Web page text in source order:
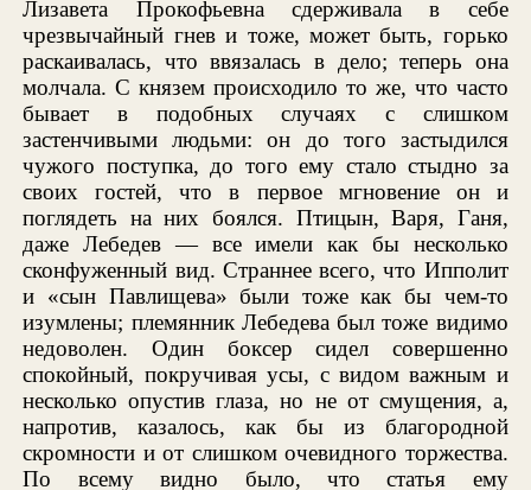
Лизавета Прокофьевна сдерживала в себе
чрезвычайный гнев и тоже, может быть, горько
раскаивалась, что ввязалась в дело; теперь она
молчала. С князем происходило то же, что часто
бывает в подобных случаях с слишком
застенчивыми людьми: он до того застыдился
чужого поступка, до того ему стало стыдно за
своих гостей, что в первое мгновение он и
поглядеть на них боялся. Птицын, Варя, Ганя,
даже Лебедев — все имели как бы несколько
сконфуженный вид. Страннее всего, что Ипполит
и «сын Павлищева» были тоже как бы чем-то
изумлены; племянник Лебедева был тоже видимо
недоволен. Один боксер сидел совершенно
спокойный, покручивая усы, с видом важным и
несколько опустив глаза, но не от смущения, а,
напротив, казалось, как бы из благородной
скромности и от слишком очевидного торжества.
По всему видно было, что статья ему